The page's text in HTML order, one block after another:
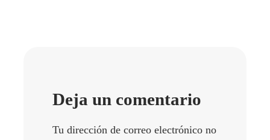
Deja un comentario
Tu dirección de correo electrónico no